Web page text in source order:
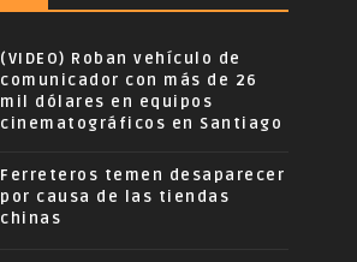
(VIDEO) Roban vehículo de
comunicador con más de 26
mil dólares en equipos
cinematográficos en Santiago
Ferreteros temen desaparecer
por causa de las tiendas
chinas